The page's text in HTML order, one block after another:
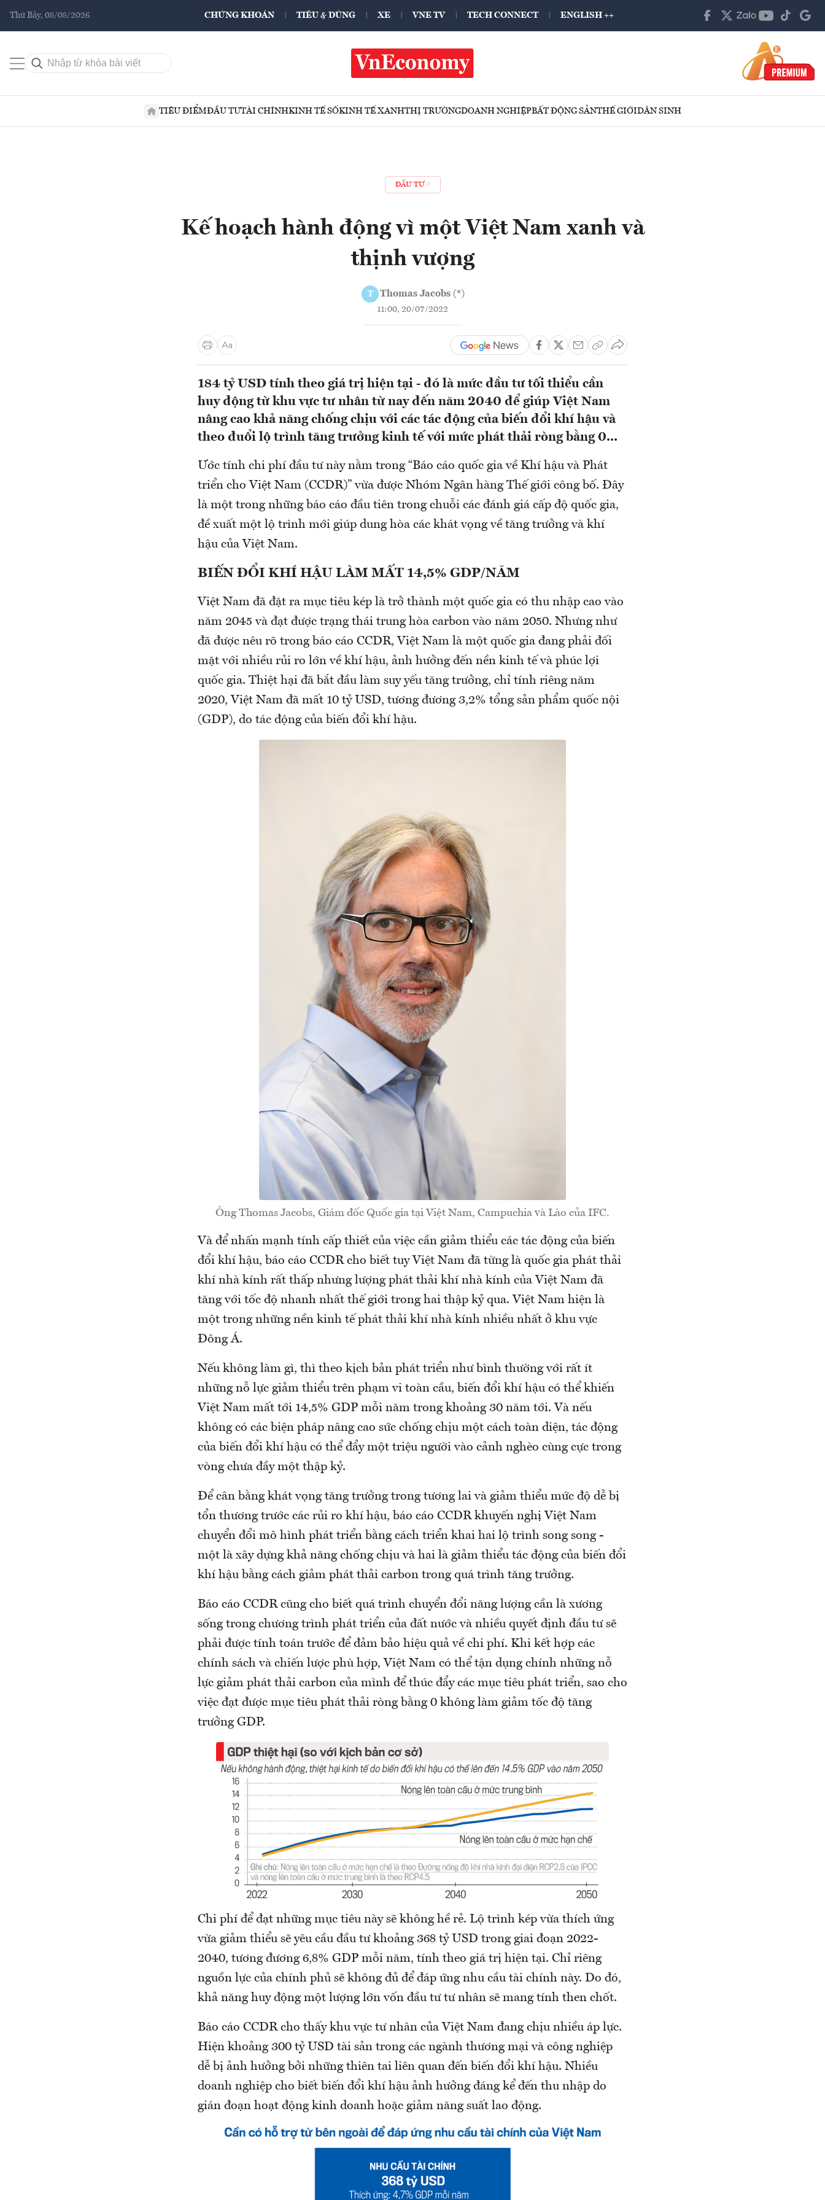
Thứ Bảy, 08/08/2026 CHỨNG KHOÁN TIÊU & DÙNG XE VNE TV TECH CONNECT ENGLISH ++
TIÊU ĐIỂMĐẦU TƯTÀI CHÍNHKINH TẾ SỐKINH TẾ XANHTHỊ TRƯỜNGDOANH NGHIỆPBẤT ĐỘNG SẢNTHẾ GIỚIDÂN SINH
ĐẦU TƯ
Kế hoạch hành động vì một Việt Nam xanh và
thịnh vượng
T Thomas Jacobs (*)
11:00, 20/07/2022
184 tỷ USD tính theo giá trị hiện tại - đó là mức đầu tư tối thiểu cần
huy động từ khu vực tư nhân từ nay đến năm 2040 để giúp Việt Nam
nâng cao khả năng chống chịu với các tác động của biến đổi khí hậu và
theo đuổi lộ trình tăng trưởng kinh tế với mức phát thải ròng bằng 0...
Ước tính chi phí đầu tư này nằm trong “Báo cáo quốc gia về Khí hậu và Phát
triển cho Việt Nam (CCDR)” vừa được Nhóm Ngân hàng Thế giới công bố. Đây
là một trong những báo cáo đầu tiên trong chuỗi các đánh giá cấp độ quốc gia,
đề xuất một lộ trình mới giúp dung hòa các khát vọng về tăng trưởng và khí
hậu của Việt Nam.
BIẾN ĐỔI KHÍ HẬU LÀM MẤT 14,5% GDP/NĂM
Việt Nam đã đặt ra mục tiêu kép là trở thành một quốc gia có thu nhập cao vào
năm 2045 và đạt được trạng thái trung hòa carbon vào năm 2050. Nhưng như
đã được nêu rõ trong báo cáo CCDR, Việt Nam là một quốc gia đang phải đối
mặt với nhiều rủi ro lớn về khí hậu, ảnh hưởng đến nền kinh tế và phúc lợi
quốc gia. Thiệt hại đã bắt đầu làm suy yếu tăng trưởng, chỉ tính riêng năm
2020, Việt Nam đã mất 10 tỷ USD, tương đương 3,2% tổng sản phẩm quốc nội
(GDP), do tác động của biến đổi khí hậu.
Ông Thomas Jacobs, Giám đốc Quốc gia tại Việt Nam, Campuchia và Lào của IFC.
Và để nhấn mạnh tính cấp thiết của việc cần giảm thiểu các tác động của biến
đổi khí hậu, báo cáo CCDR cho biết tuy Việt Nam đã từng là quốc gia phát thải
khí nhà kính rất thấp nhưng lượng phát thải khí nhà kính của Việt Nam đã
tăng với tốc độ nhanh nhất thế giới trong hai thập kỷ qua. Việt Nam hiện là
một trong những nền kinh tế phát thải khí nhà kính nhiều nhất ở khu vực
Đông Á.
Nếu không làm gì, thì theo kịch bản phát triển như bình thường với rất ít
những nỗ lực giảm thiểu trên phạm vi toàn cầu, biến đổi khí hậu có thể khiến
Việt Nam mất tới 14,5% GDP mỗi năm trong khoảng 30 năm tới. Và nếu
không có các biện pháp nâng cao sức chống chịu một cách toàn diện, tác động
của biến đổi khí hậu có thể đẩy một triệu người vào cảnh nghèo cùng cực trong
vòng chưa đầy một thập kỷ.
Để cân bằng khát vọng tăng trưởng trong tương lai và giảm thiểu mức độ dễ bị
tổn thương trước các rủi ro khí hậu, báo cáo CCDR khuyến nghị Việt Nam
chuyển đổi mô hình phát triển bằng cách triển khai hai lộ trình song song -
một là xây dựng khả năng chống chịu và hai là giảm thiểu tác động của biến đổi
khí hậu bằng cách giảm phát thải carbon trong quá trình tăng trưởng.
Báo cáo CCDR cũng cho biết quá trình chuyển đổi năng lượng cần là xương
sống trong chương trình phát triển của đất nước và nhiều quyết định đầu tư sẽ
phải được tính toán trước để đảm bảo hiệu quả về chi phí. Khi kết hợp các
chính sách và chiến lược phù hợp, Việt Nam có thể tận dụng chính những nỗ
lực giảm phát thải carbon của mình để thúc đẩy các mục tiêu phát triển, sao cho
việc đạt được mục tiêu phát thải ròng bằng 0 không làm giảm tốc độ tăng
trưởng GDP.
Chi phí để đạt những mục tiêu này sẽ không hề rẻ. Lộ trình kép vừa thích ứng
vừa giảm thiểu sẽ yêu cầu đầu tư khoảng 368 tỷ USD trong giai đoạn 2022-
2040, tương đương 6,8% GDP mỗi năm, tính theo giá trị hiện tại. Chỉ riêng
nguồn lực của chính phủ sẽ không đủ để đáp ứng nhu cầu tài chính này. Do đó,
khả năng huy động một lượng lớn vốn đầu tư tư nhân sẽ mang tính then chốt.
Báo cáo CCDR cho thấy khu vực tư nhân của Việt Nam đang chịu nhiều áp lực.
Hiện khoảng 300 tỷ USD tài sản trong các ngành thương mại và công nghiệp
dễ bị ảnh hưởng bởi những thiên tai liên quan đến biến đổi khí hậu. Nhiều
doanh nghiệp cho biết biến đổi khí hậu ảnh hưởng đáng kể đến thu nhập do
gián đoạn hoạt động kinh doanh hoặc giảm năng suất lao động.